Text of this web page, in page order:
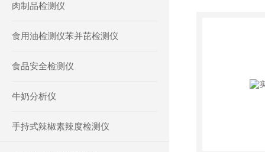
肉制品检测仪
食用油检测仪苯并芘检测仪
食品安全检测仪
牛奶分析仪
手持式辣椒素辣度检测仪